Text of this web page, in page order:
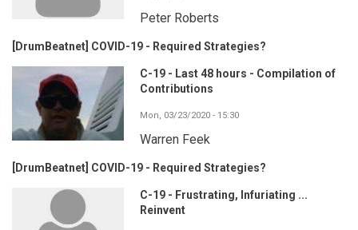
Peter Roberts
[DrumBeatnet] COVID-19 - Required Strategies?
C-19 - Last 48 hours - Compilation of
Contributions
Mon, 03/23/2020 - 15:30
Warren Feek
[DrumBeatnet] COVID-19 - Required Strategies?
C-19 - Frustrating, Infuriating ...
Reinvent